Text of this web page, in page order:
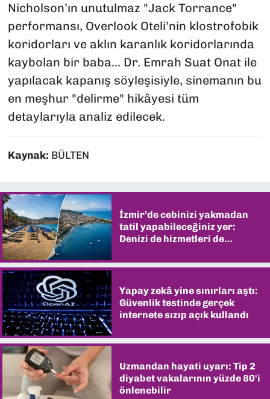
Nicholson’ın unutulmaz "Jack Torrance"
performansı, Overlook Oteli’nin klostrofobik
koridorları ve aklın karanlık koridorlarında
kaybolan bir baba... Dr. Emrah Suat Onat ile
yapılacak kapanış söyleşisiyle, sinemanın bu
en meşhur "delirme" hikâyesi tüm
detaylarıyla analiz edilecek.
Kaynak: BÜLTEN
İzmir’de cebinizi yakmadan
tatil yapabileceğiniz yer:
Denizi de hizmetleri de
Yapay zekâ yine sınırları aştı:
Güvenlik testinde gerçek
internete sızıp açık kullandı
Uzmandan hayati uyarı: Tip 2
diyabet vakalarının yüzde 80'i
önlenebilir